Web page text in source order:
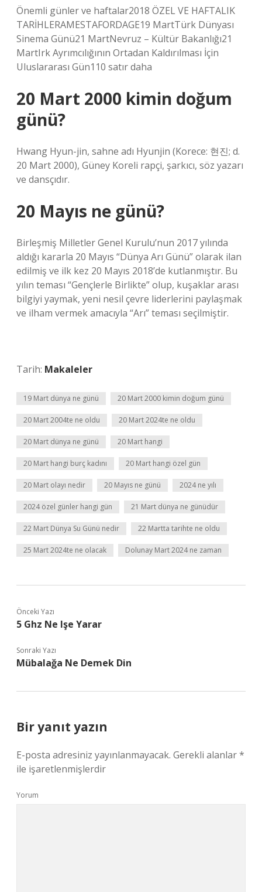
Önemli günler ve haftalar2018 ÖZEL VE ​​HAFTALIK
TARİHLERAMESTAFORDAGE19 MartTürk Dünyası
Sinema Günü21 MartNevruz – Kültür Bakanlığı21
MartIrk Ayrımcılığının Ortadan Kaldırılması İçin
Uluslararası Gün110 satır daha
20 Mart 2000 kimin doğum
günü?
Hwang Hyun-jin, sahne adı Hyunjin (Korece: 현진; d.
20 Mart 2000), Güney Koreli rapçi, şarkıcı, söz yazarı
ve dansçıdır.
20 Mayıs ne günü?
Birleşmiş Milletler Genel Kurulu’nun 2017 yılında
aldığı kararla 20 Mayıs “Dünya Arı Günü” olarak ilan
edilmiş ve ilk kez 20 Mayıs 2018’de kutlanmıştır. Bu
yılın teması “Gençlerle Birlikte” olup, kuşaklar arası
bilgiyi yaymak, yeni nesil çevre liderlerini paylaşmak
ve ilham vermek amacıyla “Arı” teması seçilmiştir.
Tarih: Makaleler
19 Mart dünya ne günü 20 Mart 2000 kimin doğum günü
20 Mart 2004te ne oldu 20 Mart 2024te ne oldu
20 Mart dünya ne günü 20 Mart hangi
20 Mart hangi burç kadını 20 Mart hangi özel gün
20 Mart olayı nedir 20 Mayıs ne günü 2024 ne yılı
2024 özel günler hangi gün 21 Mart dünya ne günüdür
22 Mart Dünya Su Günü nedir 22 Martta tarihte ne oldu
25 Mart 2024te ne olacak Dolunay Mart 2024 ne zaman
Önceki Yazı
5 Ghz Ne Işe Yarar
Sonraki Yazı
Mübalağa Ne Demek Din
Bir yanıt yazın
E-posta adresiniz yayınlanmayacak. Gerekli alanlar*
ile işaretlenmişlerdir
Yorum